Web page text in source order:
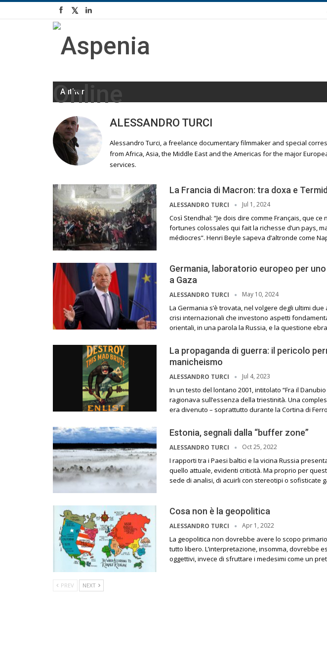
Author
ALESSANDRO TURCI
Alessandro Turci, a freelance documentary filmmaker and special
from Africa, Asia, the Middle East and the Americas for the major
services.
La Francia di Macron: tra doxa e
ALESSANDRO TURCI Jul 1, 2024
Così Stendhal: “Je dois dire comme Français, que ce
fortunes colossales qui fait la richesse d’un pays,
médiocres”. Henri Beyle sapeva d’altronde come
Germania, laboratorio europeo per
a Gaza
ALESSANDRO TURCI May 10, 2024
La Germania s’è trovata, nel volgere degli ultimi
crisi internazionali che investono aspetti
orientali, in una parola la Russia, e la questione
La propaganda di guerra: il pericolo
manicheismo
ALESSANDRO TURCI Jul 4, 2023
In un testo del lontano 2001, intitolato “Fra il
ragionava sull’essenza della triestinità. Una
era divenuto – soprattutto durante la Cortina di
Estonia, segnali dalla “buffer zone”
ALESSANDRO TURCI Oct 25, 2022
I rapporti tra i Paesi baltici e la vicina Russia
quello attuale, evidenti criticità. Ma proprio per
sede di analisi, di acuirli con stereotipi o sofisticate
Cosa non è la geopolitica
ALESSANDRO TURCI Apr 1, 2022
La geopolitica non dovrebbe avere lo scopo
tutto libero. L’interpretazione, insomma, dovrebbe
oggettivi, invece di sfruttare i medesimi come un
PREV NEXT